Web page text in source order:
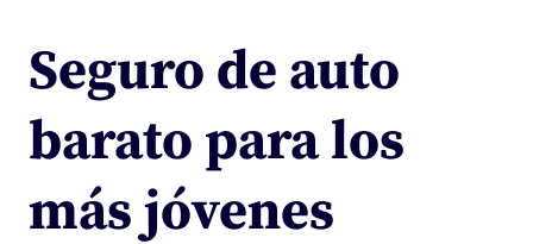
Seguro de auto
barato para los
más jóvenes